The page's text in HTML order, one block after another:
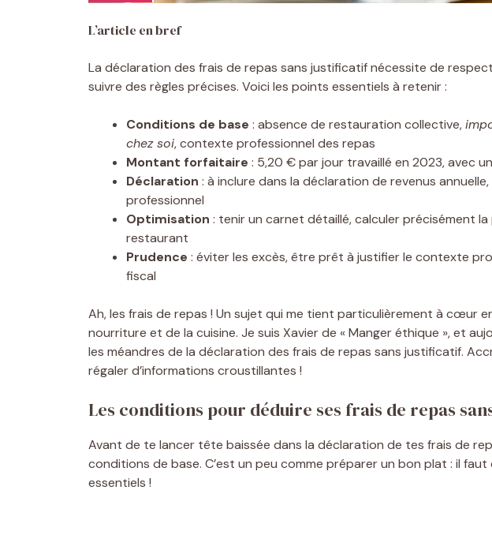
L’article en bref
La déclaration des frais de repas sans justificatif nécessite de
suivre des règles précises. Voici les points essentiels à retenir :
Conditions de base : absence de restauration collective,
chez soi, contexte professionnel des repas
Montant forfaitaire : 5,20 € par jour travaillé en 2023, avec un
Déclaration : à inclure dans la déclaration de revenus
professionnel
Optimisation : tenir un carnet détaillé, calculer précisément
restaurant
Prudence : éviter les excès, être prêt à justifier le contexte
fiscal
Ah, les frais de repas ! Un sujet qui me tient particulièrement à cœur
nourriture et de la cuisine. Je suis Xavier de « Manger éthique », et
les méandres de la déclaration des frais de repas sans justificatif.
régaler d’informations croustillantes !
Les conditions pour déduire ses frais de repas
Avant de te lancer tête baissée dans la déclaration de tes frais de
conditions de base. C’est un peu comme préparer un bon plat : il
essentiels !